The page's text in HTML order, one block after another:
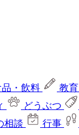
品・飲料 教育
どうぶつ
相談 行事